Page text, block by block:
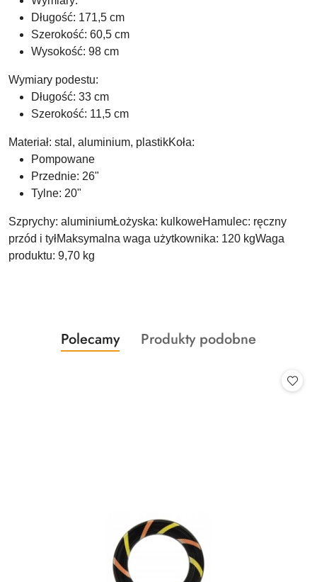
Długość: 171,5 cm
Szerokość: 60,5 cm
Wysokość: 98 cm
Wymiary podestu:
Długość: 33 cm
Szerokość: 11,5 cm
Materiał: stal, aluminium, plastikKoła:
Pompowane
Przednie: 26"
Tylne: 20"
Szprychy: aluminiumŁożyska: kulkoweHamulec: ręczny
przód i tyłMaksymalna waga użytkownika: 120 kgWaga
produktu: 9,70 kg
Pomiń karuzelę produktów
Produkty
o
Polecamy
Produkty
Produkty podobne